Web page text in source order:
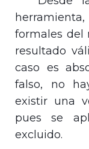
formales del
resultado
caso es
falso, no
existir una
pues se
excluido.